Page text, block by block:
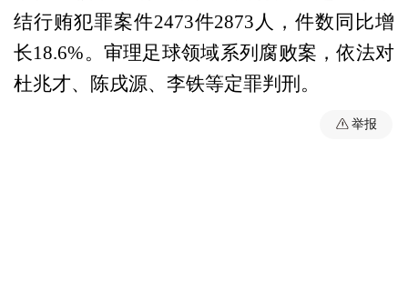
结行贿犯罪案件2473件2873人，件数同比增
长18.6%。审理足球领域系列腐败案，依法对
杜兆才、陈戌源、李铁等定罪判刑。
举报